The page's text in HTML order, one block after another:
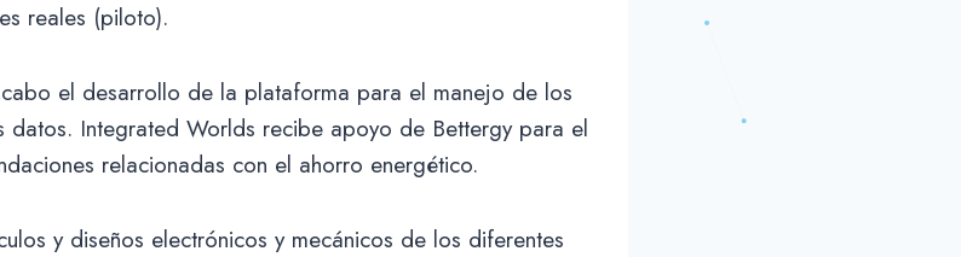
reales (piloto).
el desarrollo de la plataforma para el manejo de los
datos. Integrated Worlds recibe apoyo de Bettergy para el
relacionadas con el ahorro energético.
y diseños electrónicos y mecánicos de los diferentes